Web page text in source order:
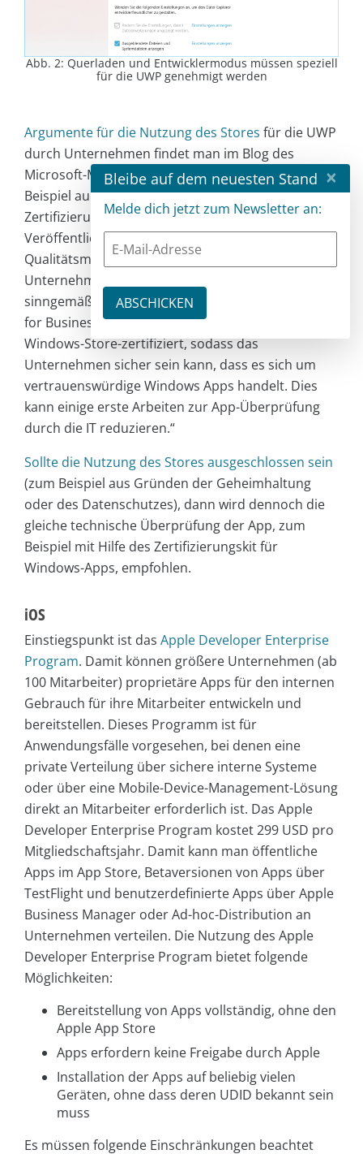
Abb. 2: Querladen und Entwicklermodus müssen speziell
für die UWP genehmigt werden
Argumente für die Nutzung des Stores für die UWP
durch Unternehmen findet man im Blog des
Microsoft-Mitarbeiters Kyle Marsh. Dort wird zum
Beispiel auch darauf hingewiesen, dass die
Zertifizierung durch Microsoft vor der
Veröffentlichung im Store ein allgemeines
Qualitätsmerkmal ist und dem nutzenden
Unternehmen zugutekommt. Er schreibt
sinngemäß: „Wenn diese Apps den Windows Store
for Business durchlaufen, sind sie vollständig
Windows-Store-zertifiziert, sodass das
Unternehmen sicher sein kann, dass es sich um
vertrauenswürdige Windows Apps handelt. Dies
kann einige erste Arbeiten zur App-Überprüfung
durch die IT reduzieren.“
Sollte die Nutzung des Stores ausgeschlossen sein
(zum Beispiel aus Gründen der Geheimhaltung
oder des Datenschutzes), dann wird dennoch die
gleiche technische Überprüfung der App, zum
Beispiel mit Hilfe des Zertifizierungskit für
Windows-Apps, empfohlen.
iOS
Einstiegspunkt ist das Apple Developer Enterprise
Program. Damit können größere Unternehmen (ab
100 Mitarbeiter) proprietäre Apps für den internen
Gebrauch für ihre Mitarbeiter entwickeln und
bereitstellen. Dieses Programm ist für
Anwendungsfälle vorgesehen, bei denen eine
private Verteilung über sichere interne Systeme
oder über eine Mobile-Device-Management-Lösung
direkt an Mitarbeiter erforderlich ist. Das Apple
Developer Enterprise Program kostet 299 USD pro
Mitgliedschaftsjahr. Damit kann man öffentliche
Apps im App Store, Betaversionen von Apps über
TestFlight und benutzerdefinierte Apps über Apple
Business Manager oder Ad-hoc-Distribution an
Unternehmen verteilen. Die Nutzung des Apple
Developer Enterprise Program bietet folgende
Möglichkeiten:
Bereitstellung von Apps vollständig, ohne den
Apple App Store
Apps erfordern keine Freigabe durch Apple
Installation der Apps auf beliebig vielen
Geräten, ohne dass deren UDID bekannt sein
muss
Es müssen folgende Einschränkungen beachtet
Bleibe auf dem neuesten Stand ×
Melde dich jetzt zum Newsletter an: